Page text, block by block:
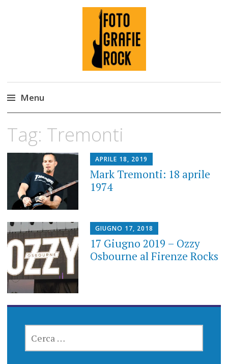
Fotografie ROCK
Menu
content
Tag: Tremonti
APRILE 18, 2019
Mark Tremonti: 18 aprile
1974
GIUGNO 17, 2018
17 Giugno 2019 – Ozzy
Osbourne al Firenze Rocks
PER: